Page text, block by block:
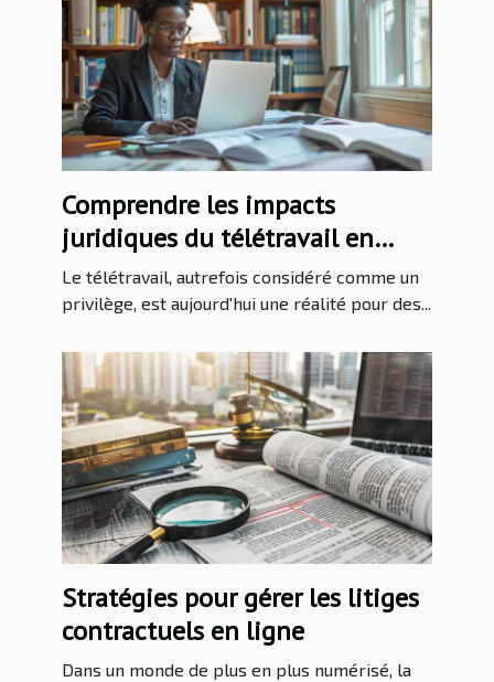
Comprendre les impacts
juridiques du télétravail en
entreprise
Le télétravail, autrefois considéré comme un
privilège, est aujourd'hui une réalité pour des...
Stratégies pour gérer les litiges
contractuels en ligne
Dans un monde de plus en plus numérisé, la